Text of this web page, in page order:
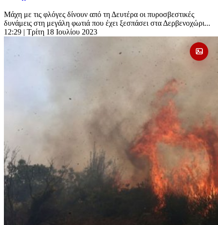
Μάχη με τις φλόγες δίνουν από τη Δευτέρα οι πυροσβεστικές
δυνάμεις στη μεγάλη φωτιά που έχει ξεσπάσει στα Δερβενοχώρι...
12:29 | Τρίτη 18 Ιουλίου 2023